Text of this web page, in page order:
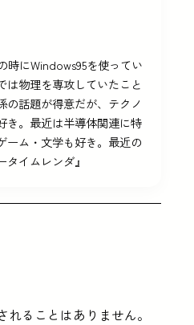
時にWindows95を使ってい
は物理を専攻していたこと
の話題が得意だが、テクノ
き。最近は半導体関連に特
ーム・文学も好き。最近の
イムレンダ』
ることはありません。